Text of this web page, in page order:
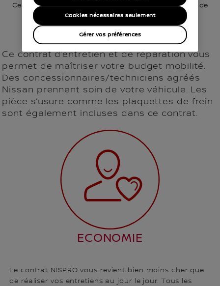
Ce contrat “3-en-1” combine la sécurité d’une extension de
garantie avec la facilité d’un contrat d’entretien.
Ce contrat d’entretien et de réparation vous
permet de maîtriser votre budget mobilité.
Des concessionnaires/techniciens agréés
Nissan prennent soin de votre véhicule. Les
pièce s’usure comme les plaquettes de frein
sont également incluses dans ce contrat.
ECONOMIE
Le contrat NISPRO vous revient bien moins cher que
de réaliser vos entretiens au jour le jour. Tous les
Gérer vos préférences
Cookies nécessaires seulement